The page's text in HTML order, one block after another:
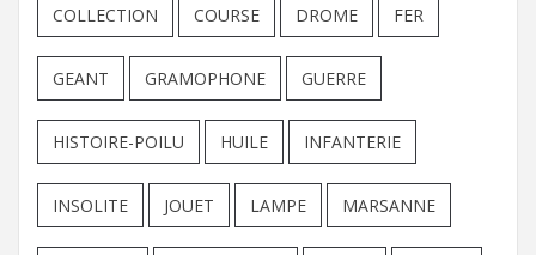
COLLECTION COURSE DROME FER
GEANT GRAMOPHONE GUERRE
HISTOIRE-POILU HUILE INFANTERIE
INSOLITE JOUET LAMPE MARSANNE